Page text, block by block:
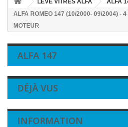
LEVE VITRES ALFA ALFA
ALFA ROMEO 147 (10/2000- 09/2004) -
MOTEUR
ALFA 147
DÉJÀ VUS
INFORMATION